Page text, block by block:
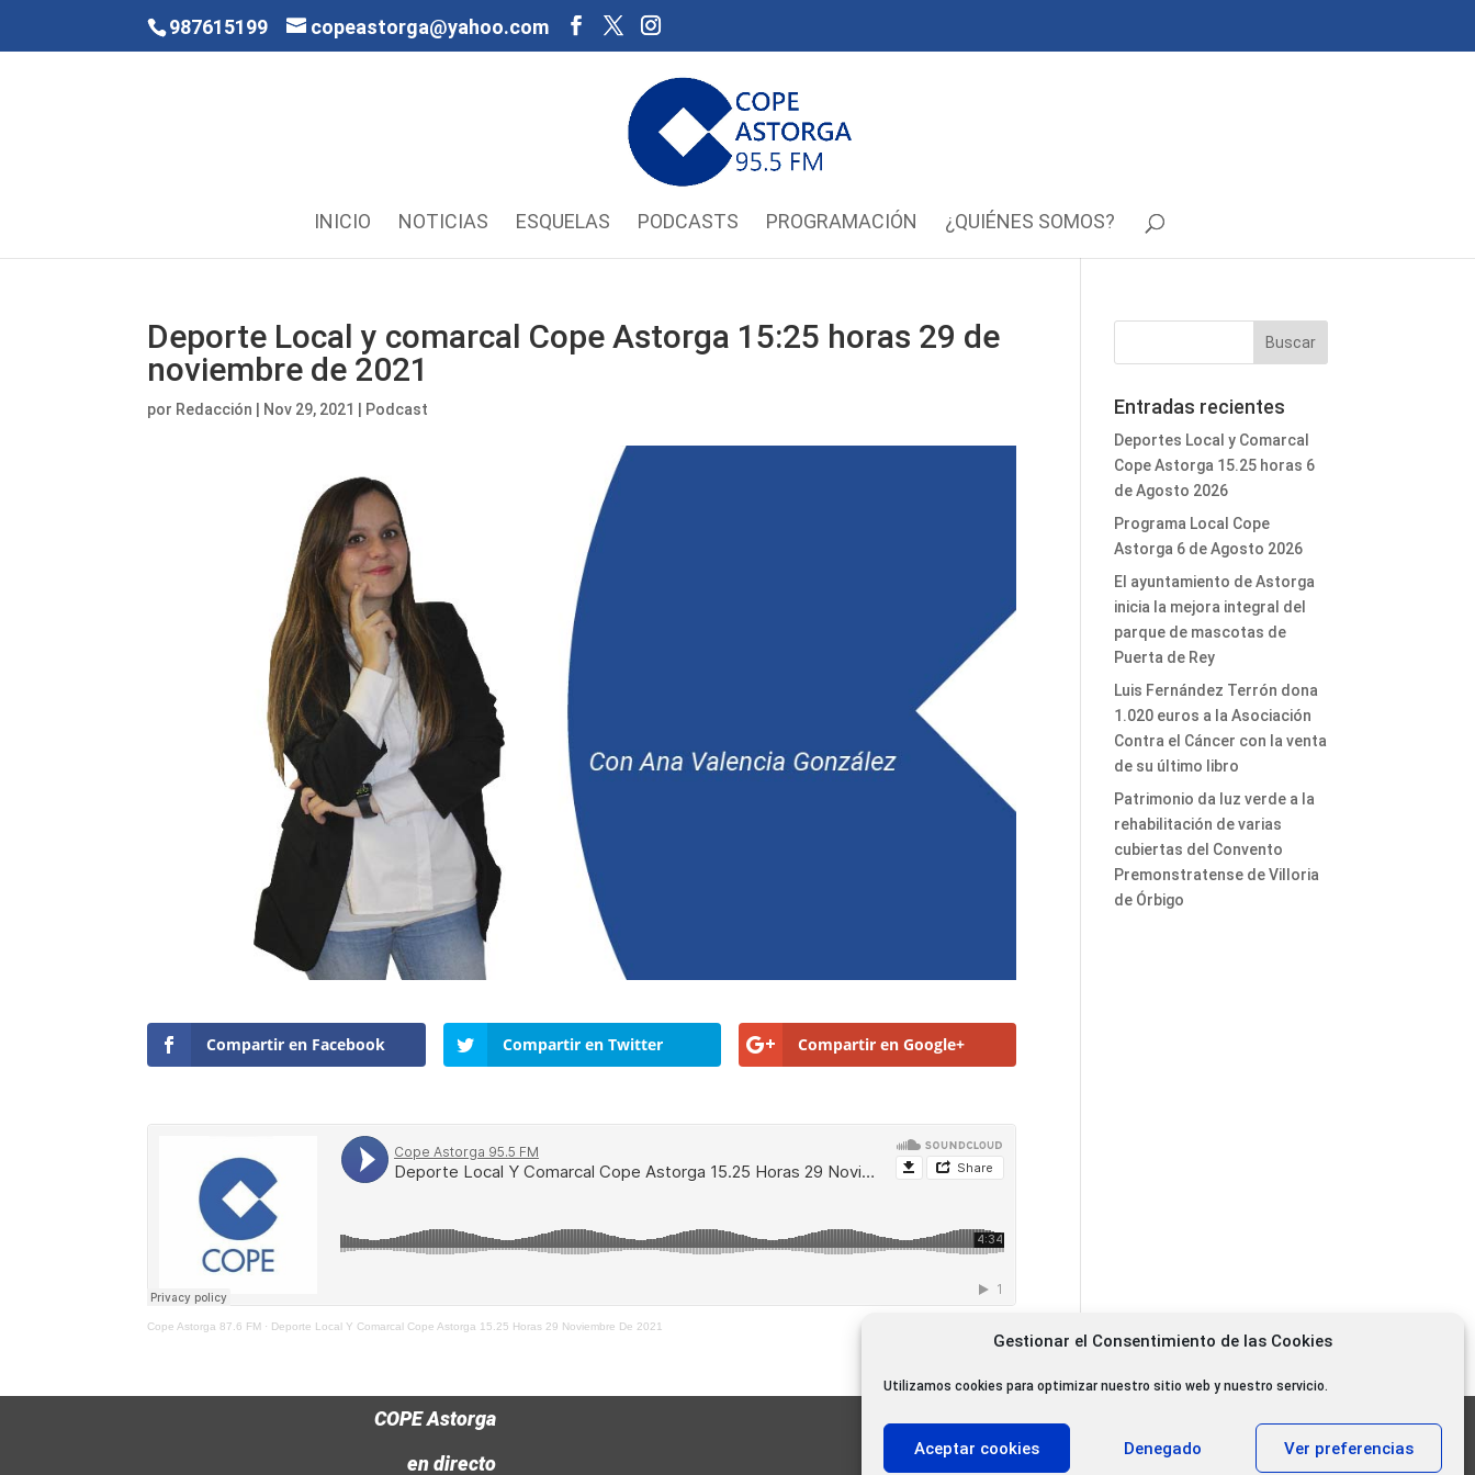
Gestionar el Consentimiento de las Cookies
Utilizamos cookies para optimizar nuestro sitio web y nuestro servicio.
Aceptar cookies Denegado Ver preferencias
987615199 copeastorga@yahoo.com
INICIO NOTICIAS ESQUELAS PODCASTS PROGRAMACIÓN ¿QUIÉNES SOMOS?
Deporte Local y comarcal Cope Astorga 15:25 horas 29 de
noviembre de 2021
por Redacción Nov 29, 2021 Podcast
Compartir en Facebook Compartir en Twitter Compartir en Google+
Cope Astorga 87.6 FM · Deporte Local Y Comarcal Cope Astorga 15.25 Horas 29 Noviembre De 2021
Entradas recientes
Deportes Local y Comarcal
Cope Astorga 15.25 horas 6
de Agosto 2026
Programa Local Cope
Astorga 6 de Agosto 2026
El ayuntamiento de Astorga
inicia la mejora integral del
parque de mascotas de
Puerta de Rey
Luis Fernández Terrón dona
1.020 euros a la Asociación
Contra el Cáncer con la venta
de su último libro
Patrimonio da luz verde a la
rehabilitación de varias
cubiertas del Convento
Premonstratense de Villoria
de Órbigo
COPE Astorga
en directo
11.000 oyentes diarios
11.000 Gracias